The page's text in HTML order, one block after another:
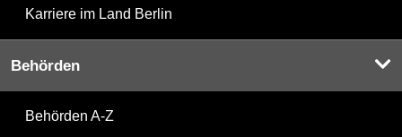
Karriere im Land Berlin
Behörden
Behörden A-Z